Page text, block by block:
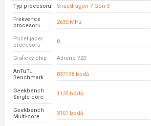
Typ procesoru
Snapdragon 7 Gen 3
Frekvence
procesoru
2630 MHz
Počet jader
procesoru
8
Grafický chip Adreno 720
AnTuTu
Benchmark
837198 bodů
Geekbench
Single-core
1135 bodů
Geekbench
Multi-core
3101 bodů